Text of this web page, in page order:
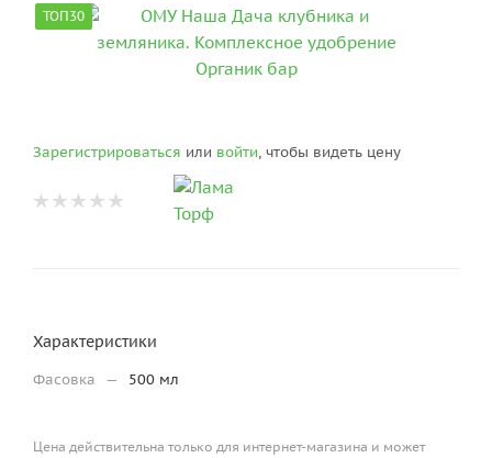
ТОП30
Зарегистрироваться или войти, чтобы видеть цену
Характеристики
Фасовка — 500 мл
Цена действительна только для интернет-магазина и может